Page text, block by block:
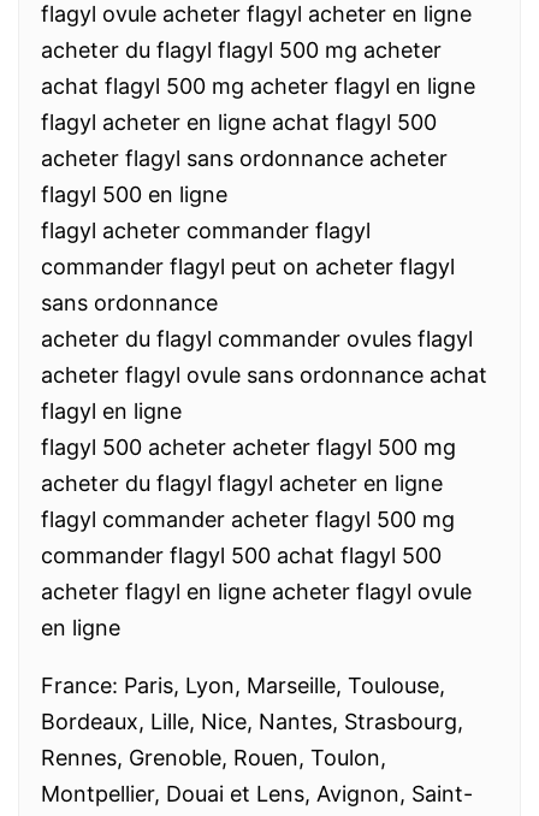
flagyl ovule acheter flagyl acheter en ligne
acheter du flagyl flagyl 500 mg acheter
achat flagyl 500 mg acheter flagyl en ligne
flagyl acheter en ligne achat flagyl 500
acheter flagyl sans ordonnance acheter
flagyl 500 en ligne
flagyl acheter commander flagyl
commander flagyl peut on acheter flagyl
sans ordonnance
acheter du flagyl commander ovules flagyl
acheter flagyl ovule sans ordonnance achat
flagyl en ligne
flagyl 500 acheter acheter flagyl 500 mg
acheter du flagyl flagyl acheter en ligne
flagyl commander acheter flagyl 500 mg
commander flagyl 500 achat flagyl 500
acheter flagyl en ligne acheter flagyl ovule
en ligne
France: Paris, Lyon, Marseille, Toulouse,
Bordeaux, Lille, Nice, Nantes, Strasbourg,
Rennes, Grenoble, Rouen, Toulon,
Montpellier, Douai et Lens, Avignon, Saint-